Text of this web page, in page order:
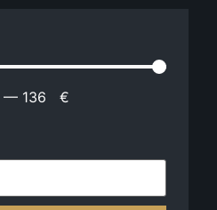
— 136 €